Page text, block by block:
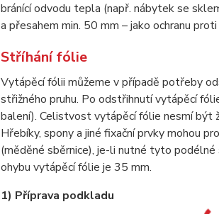
bránící odvodu tepla (např. nábytek se
a přesahem min. 50 mm – jako ochranu
Stříhání fólie
Vytápěcí fólii můžeme v případě potřeby
střižného pruhu. Po odstřihnutí vytápěcí
balení). Celistvost vytápěcí fólie nesmí být
Hřebíky, spony a jiné fixační prvky mohou
(měděné sběrnice), je-li nutné tyto
ohybu vytápěcí fólie je 35 mm.
1) Příprava podkladu